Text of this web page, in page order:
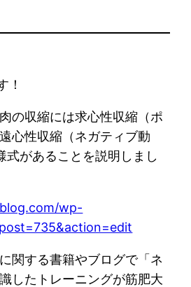
！
の収縮には求心性収縮（ポ
心性収縮（ネガティブ動
式があることを説明しまし
wp-
関する書籍やブログで「ネ
したトレーニングが筋肥大